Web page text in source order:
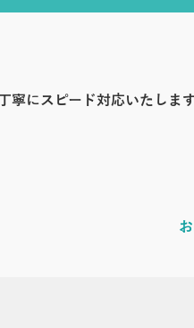
にスピード対応いたします